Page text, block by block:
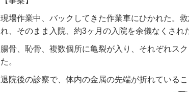
現場作業中、バックしてきた作業車にひかれた。
れ、そのまま入院、約3ヶ月の入院を余儀なくさ
腸骨、恥骨、複数個所に亀裂が入り、それぞれス
た。
退院後の診察で、体内の金属の先端が折れているこ